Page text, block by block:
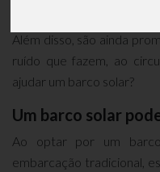
Além disso, são ainda
ruído que fazem, ao
ajudar um barco solar?
Um barco solar
Ao optar por um
embarcação tradicional,